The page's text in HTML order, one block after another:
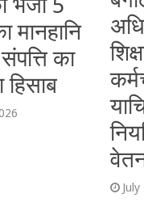
मानहानि
का
हिसाब